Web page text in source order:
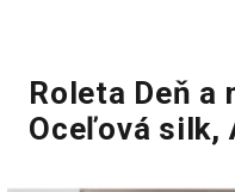
Roleta Deň a
Oceľová silk,